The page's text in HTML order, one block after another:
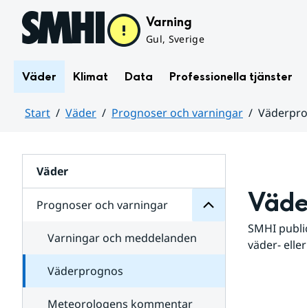
Hoppa till sidans innehåll Varning
Gul, Sverige
Väder Klimat Data Professionella tjänster
Start Väder Prognoser och varningar
Väder
Prognoser och varningar
för
varningar
Varningar och meddelanden
Väderprognos
Meteorologens kommentar
SMHI
väder-